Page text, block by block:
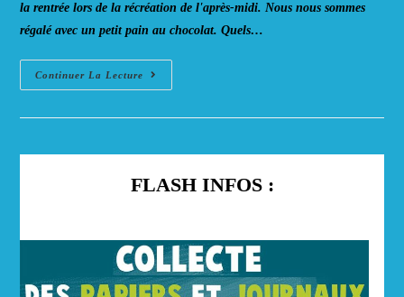
la rentrée lors de la récréation de l'après-midi. Nous nous sommes
régalé avec un petit pain au chocolat. Quels…
Continuer La Lecture
Un
Moment
FLASH INFOS :